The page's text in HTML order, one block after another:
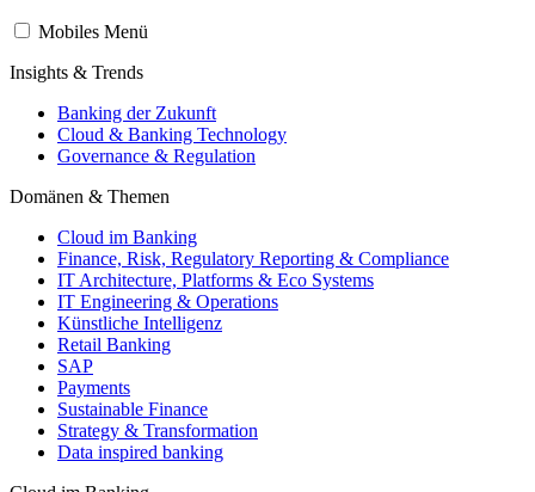
Mobiles Menü
Insights & Trends
Banking der Zukunft
Cloud & Banking Technology
Governance & Regulation
Domänen & Themen
Cloud im Banking
Finance, Risk, Regulatory Reporting & Compliance
IT Architecture, Platforms & Eco Systems
IT Engineering & Operations
Künstliche Intelligenz
Retail Banking
SAP
Payments
Sustainable Finance
Strategy & Transformation
Data inspired banking